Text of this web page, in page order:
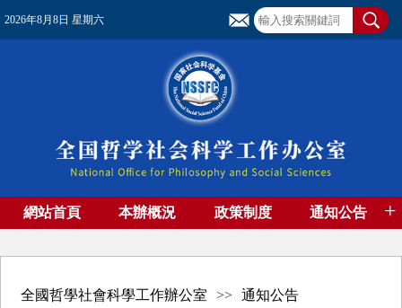
2026年8月8日 星期六
網站首頁 本辦概況 政策制度 通知公告 +
全國哲學社會科學工作辦公室 >> 通知公告